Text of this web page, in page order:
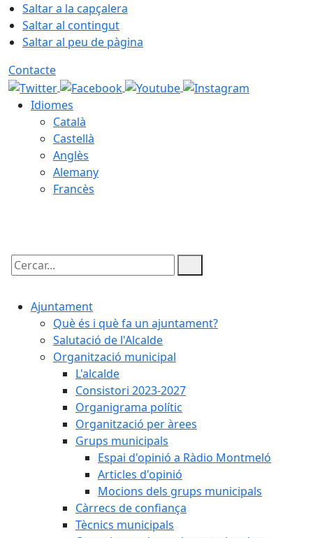
Saltar a la capçalera
Saltar al contingut
Saltar al peu de pàgina
Contacte
Idiomes
Català
Castellà
Anglès
Alemany
Francès
Cercar:
Ajuntament
Què és i què fa un ajuntament?
Salutació de l'Alcalde
Organització municipal
L'alcalde
Consistori 2023-2027
Organigrama polític
Organització per àrees
Grups municipals
Espai d'opinió a Ràdio Montmeló
Articles d'opinió
Mocions dels grups municipals
Càrrecs de confiança
Tècnics municipals